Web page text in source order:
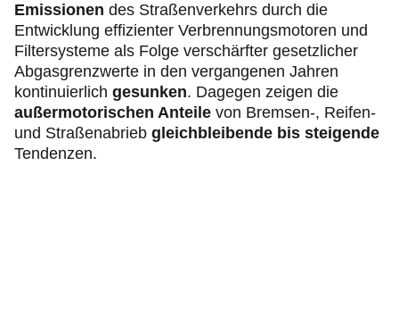
Emissionen des Straßenverkehrs durch die
Entwicklung effizienter Verbrennungsmotoren und
Filtersysteme als Folge verschärfter gesetzlicher
Abgasgrenzwerte in den vergangenen Jahren
kontinuierlich gesunken. Dagegen zeigen die
außermotorischen Anteile von Bremsen-, Reifen-
und Straßenabrieb gleichbleibende bis steigende
Tendenzen.